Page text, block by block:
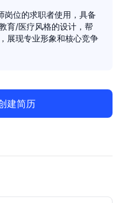
岗位的求职者使用，具备
育/医疗风格的设计，帮
展现专业形象和核心竞争
建简历